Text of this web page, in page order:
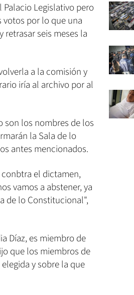
Palacio Legislativo pero
votos por lo que una
seis meses la
a la comisión y
iría al archivo por al
son los nombres de los
la Sala de lo
antes mencionados.
el dictamen,
vamos a abstener, ya
de lo Constitucional",
Díaz, es miembro de
que los miembros de
y sobre la que